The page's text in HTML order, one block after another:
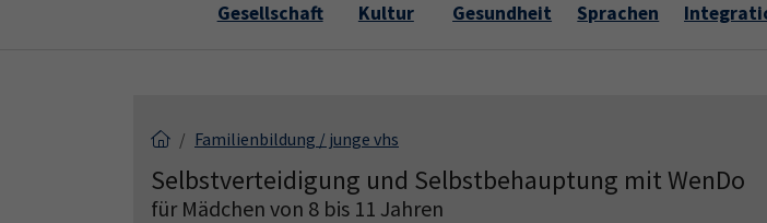
Gesellschaft Kultur Gesundheit Sprachen
Familienbildung / junge vhs
Selbstverteidigung und Selbstbehauptung mit WenDo
für Mädchen von 8 bis 11 Jahren